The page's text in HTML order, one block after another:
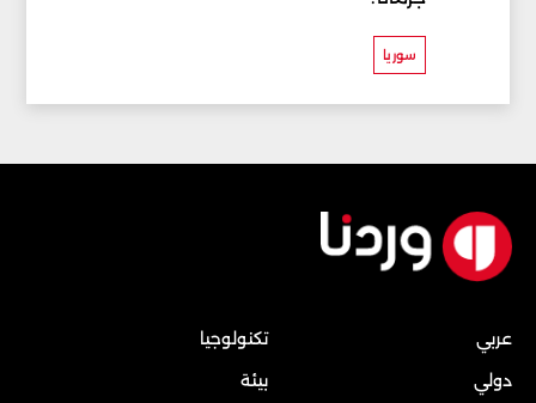
سوريا
عربي
دولي
تكنولوجيا
بيئة